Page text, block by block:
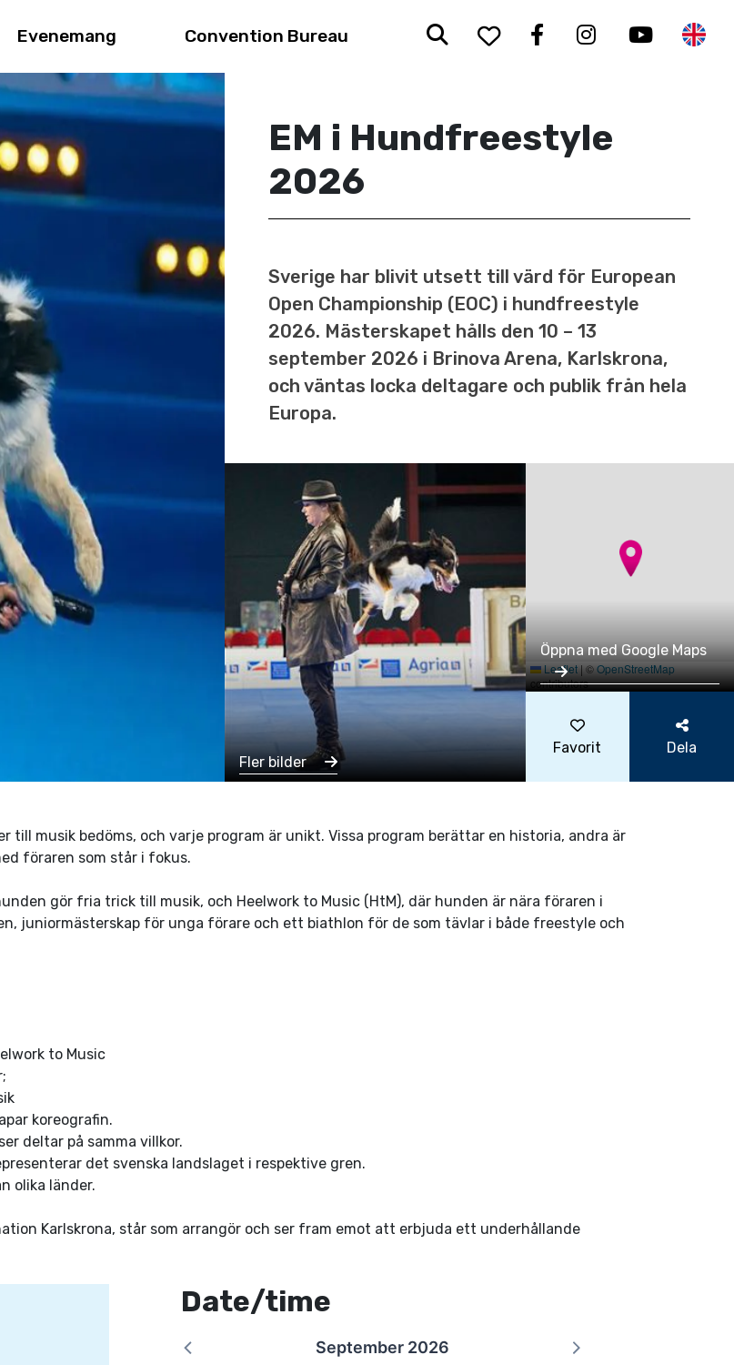
Evenemang Convention Bureau Sök To your saved
Facebook
Instagram
EM i Hundfreestyle
2026
Sverige har blivit utsett till värd för European
Open Championship (EOC) i hundfreestyle
2026. Mästerskapet hålls den 10 – 13
september 2026 i Brinova Arena, Karlskrona,
och väntas locka deltagare och publik från hela
Europa.
Fler bilder
Leaflet|©OpenStreetMap
contributors
Öppna med Google Maps
Favorit Dela
musik bedöms, och varje program är unikt. Vissa program berättar en historia, andra är
föraren som står i fokus.
gör fria trick till musik, och Heelwork to Music (HtM), där hunden är nära föraren i
juniormästerskap för unga förare och ett biathlon för de som tävlar i både freestyle och
to Music
koreografin.
deltar på samma villkor.
det svenska landslaget i respektive gren.
olika länder.
Karlskrona, står som arrangör och ser fram emot att erbjuda ett underhållande
Date/time
September 2026